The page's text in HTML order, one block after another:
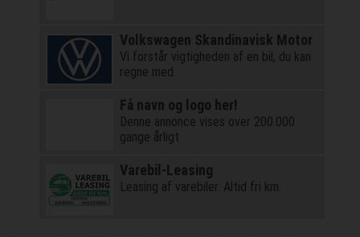
Volkswagen Skandinavisk Motor
Vi forstår vigtigheden af en bil, du kan
regne med.
Få navn og logo her!
Denne annonce vises over 200.000
gange årligt
Varebil-Leasing
Leasing af varebiler. Altid fri km.